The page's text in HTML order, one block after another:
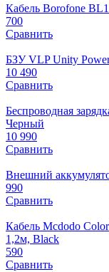
Кабель Borofone
700
Сравнить
БЗУ VLP Unity
10 490
Сравнить
Беспроводная
Черный
10 990
Сравнить
Внешний
990
Сравнить
Кабель Mcdodo
1,2м, Black
590
Сравнить